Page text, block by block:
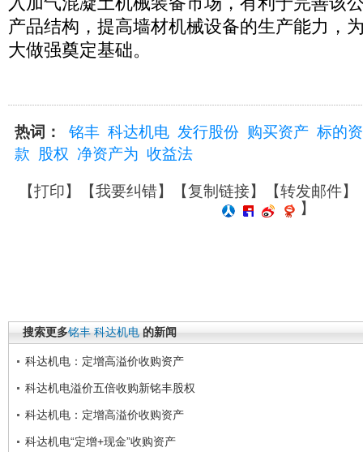
产品结构，提高墙材机械设备的生产能力，
大做强奠定基础。
热词： 铭丰 科达机电 发行股份 购买资产 标的
款
股权 净资产为 收益法
【打印】【我要纠错】【复制链接】【转发邮件】
】
搜索更多铭丰 科达机电 的新闻
科达机电：定增高溢价收购资产
科达机电溢价五倍收购新铭丰股权
科达机电：定增高溢价收购资产
科达机电“定增+现金”收购资产